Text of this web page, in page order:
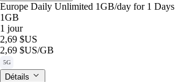
Europe Daily Unlimited 1GB/day for 1 Days
1GB
1 jour
2,69 $US
2,69 $US/GB
5G
Détails